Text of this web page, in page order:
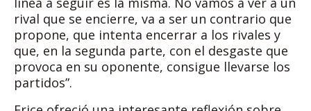
rival que se encierre, va a ser un contrario que
propone, que intenta encerrar a los rivales y
que, en la segunda parte, con el desgaste que
provoca en su oponente, consigue llevarse los
partidos”.